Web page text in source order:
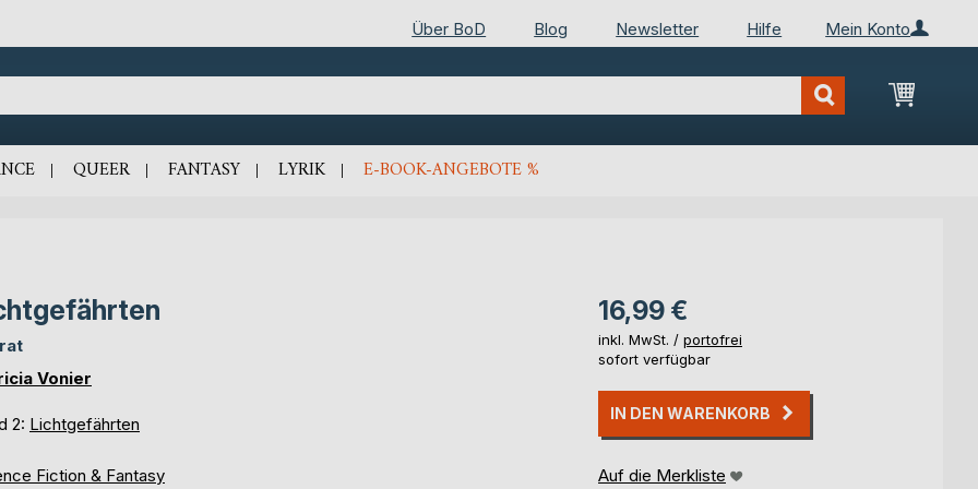
Mein Konto
Über BoD Blog Newsletter Hilfe
Mein
QUEER FANTASY LYRIK E-BOOK-ANGEBOTE %
Vonier
2: Lichtgefährten
Fiction & Fantasy
16,99 €
inkl. MwSt. / portofrei
sofort verfügbar
IN DEN WARENKORB
Auf die Merkliste